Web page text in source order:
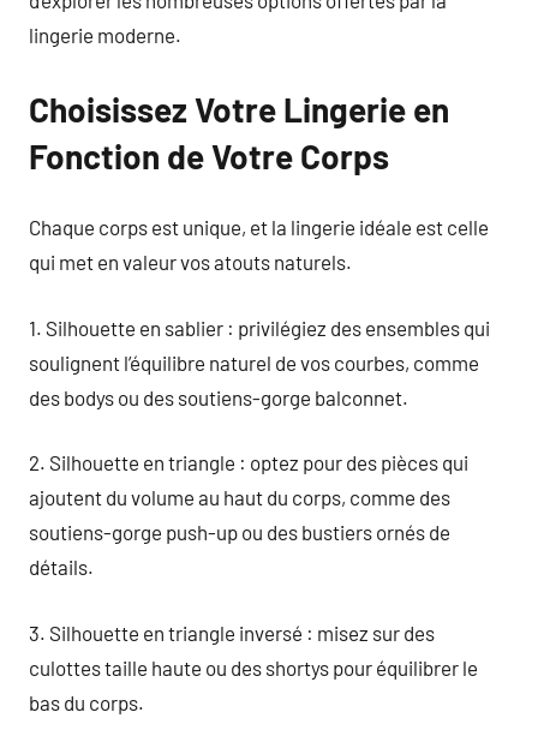
lingerie moderne.
Choisissez Votre Lingerie en
Fonction de Votre Corps
Chaque corps est unique, et la lingerie idéale est celle
qui met en valeur vos atouts naturels.
1. Silhouette en sablier : privilégiez des ensembles qui
soulignent l’équilibre naturel de vos courbes, comme
des bodys ou des soutiens-gorge balconnet.
2. Silhouette en triangle : optez pour des pièces qui
ajoutent du volume au haut du corps, comme des
soutiens-gorge push-up ou des bustiers ornés de
détails.
3. Silhouette en triangle inversé : misez sur des
culottes taille haute ou des shortys pour équilibrer le
bas du corps.